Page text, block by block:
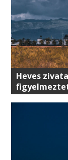
Heves